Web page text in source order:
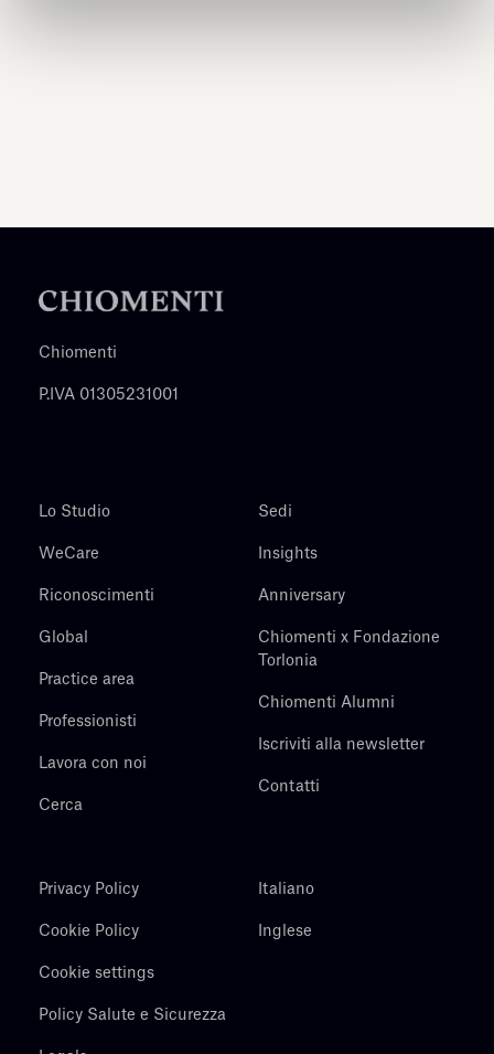
Chiomenti
P.IVA 01305231001
Lo Studio
WeCare
Riconoscimenti
Global
Practice area
Professionisti
Lavora con noi
Cerca
Sedi
Insights
Anniversary
Chiomenti x Fondazione
Torlonia
Chiomenti Alumni
Iscriviti alla newsletter
Contatti
Privacy Policy
Cookie Policy
Cookie settings
Policy Salute e Sicurezza
Italiano
Inglese